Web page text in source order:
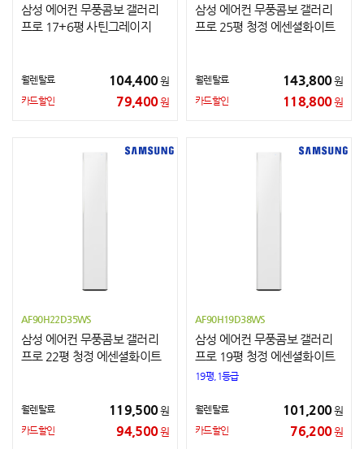
삼성 에어컨 무풍콤보 갤러리
프로 17+6평 사틴그레이지
월렌탈료 104,400원
카드할인 79,400원
삼성 에어컨 무풍콤보 갤러리
프로 25평 청정 에센셜화이트
월렌탈료 143,800원
카드할인 118,800원
AF90H22D35WS
삼성 에어컨 무풍콤보 갤러리
프로 22평 청정 에센셜화이트
월렌탈료 119,500원
카드할인 94,500원
AF90H19D38WS
삼성 에어컨 무풍콤보 갤러리
프로 19평 청정 에센셜화이트
19평,1등급
월렌탈료 101,200원
카드할인 76,200원